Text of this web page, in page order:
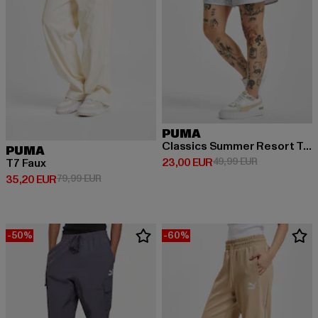
PUMA
T7 Faux
35,20 EUR
Derzeitiger Preis: 35,20 EUR
79,99 EURAktionspreis: 79,99 EUR
PUMA
Classics Summer Resort Twill
23,00 EUR
Derzeitiger Preis: 23,00 EUR
49,99 EURAktionspreis:
-50% -60%